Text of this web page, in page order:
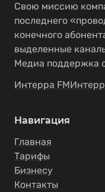
Свою миссию
последнего
конечного
выделенные
Медиа поддержка
Интерра FM
Навигация
Главная
Тарифы
Бизнесу
Контакты